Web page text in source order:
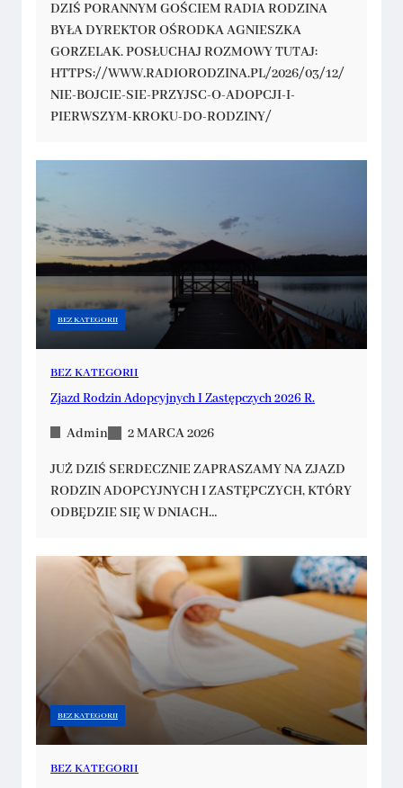
DZIŚ PORANNYM GOŚCIEM RADIA RODZINA
BYŁA DYREKTOR OŚRODKA AGNIESZKA
GORZELAK. POSŁUCHAJ ROZMOWY TUTAJ:
HTTPS://WWW.RADIORODZINA.PL/2026/03/12/
NIE-BOJCIE-SIE-PRZYJSC-O-ADOPCJI-I-
PIERWSZYM-KROKU-DO-RODZINY/
BEZ KATEGORII
BEZ KATEGORII
Zjazd Rodzin Adopcyjnych I Zastępczych 2026 R.
Admin 2 MARCA 2026
JUŻ DZIŚ SERDECZNIE ZAPRASZAMY NA ZJAZD
RODZIN ADOPCYJNYCH I ZASTĘPCZYCH, KTÓRY
ODBĘDZIE SIĘ W DNIACH…
BEZ KATEGORII
BEZ KATEGORII